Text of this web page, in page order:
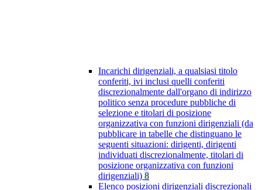
Incarichi dirigenziali, a qualsiasi titolo
conferiti, ivi inclusi quelli conferiti
discrezionalmente dall'organo di indirizzo
politico senza procedure pubbliche di
selezione e titolari di posizione
organizzativa con funzioni dirigenziali (da
pubblicare in tabelle che distinguano le
seguenti situazioni: dirigenti, dirigenti
individuati discrezionalmente, titolari di
posizione organizzativa con funzioni
dirigenziali) 8
Elenco posizioni dirigenziali discrezionali